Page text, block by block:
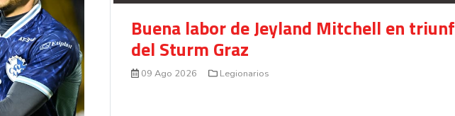
Buena labor de Jeyland Mitchell en
del Sturm Graz
09 Ago 2026 Legionarios